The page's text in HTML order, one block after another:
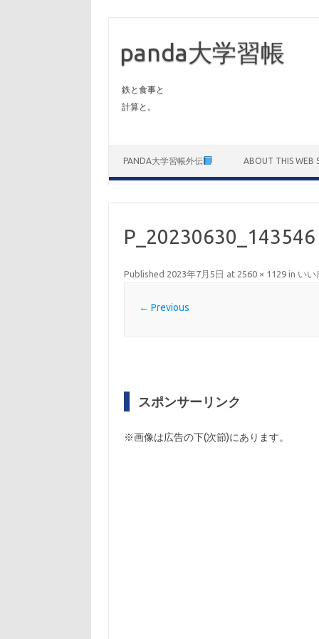
panda大学習帳
鉄と食事と
計算と。
PANDA大学習帳外伝 ABOUT THIS WEB
P_20230630_143546
Published 2023年7月5日 at 2560 × 1129in いい
← Previous
スポンサーリンク
※画像は広告の下(次節)にあります。